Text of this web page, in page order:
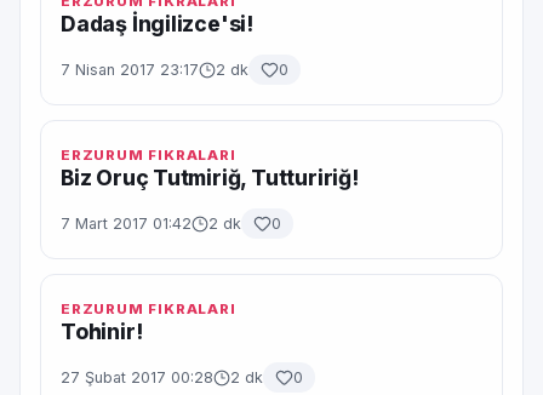
Dadaş İngilizce'si!
7 Nisan 2017 23:17 2 dk 0
ERZURUM FIKRALARI
Biz Oruç Tutmiriğ, Tuttuririğ!
7 Mart 2017 01:42 2 dk 0
ERZURUM FIKRALARI
Tohinir!
27 Şubat 2017 00:28 2 dk 0